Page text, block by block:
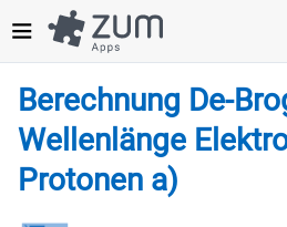
zum
Inhalt
Berechnung De-
Wellenlänge
Protonen a)